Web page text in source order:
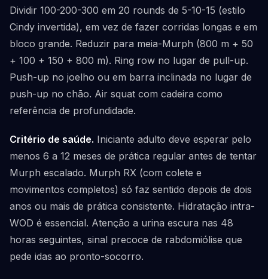
Dividir 100-200-300 em 20 rounds de 5-10-15 (estilo
Cindy invertida), em vez de fazer corridas longas e em
bloco grande. Reduzir para meia-Murph (800 m + 50
+ 100 + 150 + 800 m). Ring row no lugar de pull-up.
Push-up no joelho ou em barra inclinada no lugar de
push-up no chão. Air squat com cadeira como
referência de profundidade.
Critério de saúde. Iniciante adulto deve esperar pelo
menos 6 a 12 meses de prática regular antes de tentar
Murph escalado. Murph RX (com colete e
movimentos completos) só faz sentido depois de dois
anos ou mais de prática consistente. Hidratação intra-
WOD é essencial. Atenção a urina escura nas 48
horas seguintes, sinal precoce de rabdomiólise que
pede idas ao pronto-socorro.